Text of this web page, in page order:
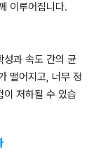
이루어집니다.
성과 속도 간의 균
떨어지고, 너무 정
이 저하될 수 있습